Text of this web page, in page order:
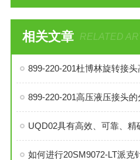
相关文章 RELATED
899-220-201高压液压接头
UQD02具有高效、可靠、精